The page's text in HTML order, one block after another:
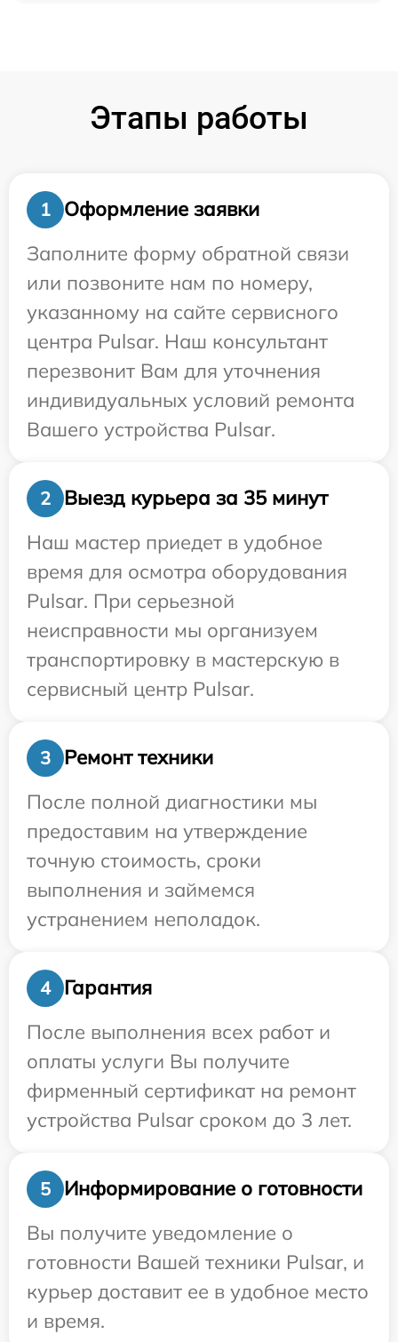
Этапы работы
1
Оформление заявки
Заполните форму обратной связи
или позвоните нам по номеру,
указанному на сайте сервисного
центра Pulsar. Наш консультант
перезвонит Вам для уточнения
индивидуальных условий ремонта
Вашего устройства Pulsar.
2
Выезд курьера за 35 минут
Наш мастер приедет в удобное
время для осмотра оборудования
Pulsar. При серьезной
неисправности мы организуем
транспортировку в мастерскую в
сервисный центр Pulsar.
3
Ремонт техники
После полной диагностики мы
предоставим на утверждение
точную стоимость, сроки
выполнения и займемся
устранением неполадок.
4
Гарантия
После выполнения всех работ и
оплаты услуги Вы получите
фирменный сертификат на ремонт
устройства Pulsar сроком до 3 лет.
5
Информирование о готовности
Вы получите уведомление о
готовности Вашей техники Pulsar, и
курьер доставит ее в удобное место
и время.